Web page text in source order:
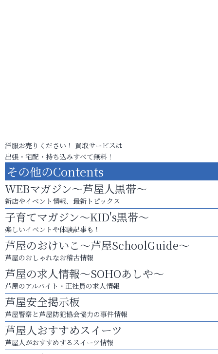
洋服お売りください！ 買取サービスは
出張・宅配・持ち込みすべて無料！
その他のContents
WEBマガジン～芦屋人黒帯～
新店やイベント情報、最新トピックス
子育てマガジン～KID's黒帯～
楽しいイベントや体験記事も！
芦屋のおけいこ～芦屋SchoolGuide～
芦屋のおしゃれなお稽古情報
芦屋の求人情報～SOHOあしや～
芦屋のアルバイト・正社員の求人情報
芦屋安全掲示板
芦屋警察と芦屋防犯協会協力の事件情報
芦屋人おすすめスイーツ
芦屋人がおすすめするスイーツ情報